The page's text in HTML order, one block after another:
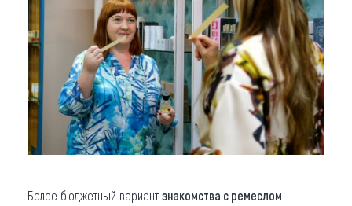
Более бюджетный вариант знакомства с ремеслом